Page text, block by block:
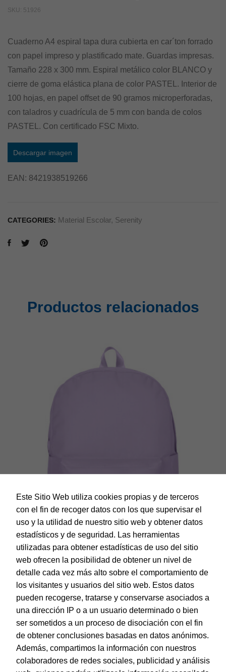
SKU: 51926
Cuaderno A4 espiral tapa dura cubierta en car´ton forrado
con papel impreso y plastificado mate. Guardas impresas.
Tamaño 228 x 300 mm. Espiral metálico color BLANCO y
cierre de goma elástica plana de color PASTEL. Interior de
100 hojas, en papel offset de 90 gramos microperforadas,
con taladros y cuadrícula de 5 mm con banda de colos
PASTEL. Con certificado FSC Mixto.
Descargar imagen
EAN: 8421938519266
CATEGORIES: Material Escolar, Serenity
Productos relacionados
Dohe – Mochila Daypack – Color Morado – Colección
Serenity
EAN: 8421938519433
© Dohe - Camino de Madrid, 14
28970 • Humanes de Madrid (Madrid)
ESPAÑA
Este Sitio Web utiliza cookies propias y de terceros
con el fin de recoger datos con los que supervisar el
uso y la utilidad de nuestro sitio web y obtener datos
estadísticos y de seguridad. Las herramientas
utilizadas para obtener estadísticas de uso del sitio
web ofrecen la posibilidad de obtener un nivel de
detalle cada vez más alto sobre el comportamiento de
los visitantes y usuarios del sitio web. Estos datos
pueden recogerse, tratarse y conservarse asociados a
una dirección IP o a un usuario determinado o bien
ser sometidos a un proceso de disociación con el fin
de obtener conclusiones basadas en datos anónimos.
Además, compartimos la información con nuestros
colaboradores de redes sociales, publicidad y análisis